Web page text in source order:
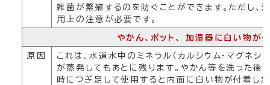
雑菌が繁殖するのを防ぐことができます。ただし、
用上の注意が必要です。
やかん、ポット、 加湿器に白い物が
原因
これは、水道水中のミネラル（カルシウム・マグネシ
が蒸発してもあとに残ります。やかん等を洗った後
時につぎ足して使用すると内面に白い物が付着しま